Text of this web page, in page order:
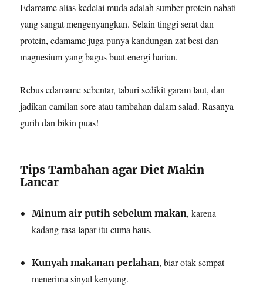
Edamame alias kedelai muda adalah sumber protein nabati
yang sangat mengenyangkan. Selain tinggi serat dan
protein, edamame juga punya kandungan zat besi dan
magnesium yang bagus buat energi harian.
Rebus edamame sebentar, taburi sedikit garam laut, dan
jadikan camilan sore atau tambahan dalam salad. Rasanya
gurih dan bikin puas!
Tips Tambahan agar Diet Makin
Lancar
Minum air putih sebelum makan, karena
kadang rasa lapar itu cuma haus.
Kunyah makanan perlahan, biar otak sempat
menerima sinyal kenyang.